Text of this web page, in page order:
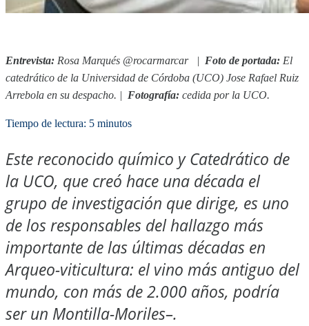
Entrevista: Rosa Marqués @rocarmarcar | Foto de portada: El
catedrático de la Universidad de Córdoba (UCO) Jose Rafael Ruiz
Arrebola en su despacho. | Fotografía: cedida por la UCO.
Tiempo de lectura: 5 minutos
Este reconocido químico y Catedrático de
la UCO, que creó hace una década el
grupo de investigación que dirige, es uno
de los responsables del hallazgo más
importante de las últimas décadas en
Arqueo-viticultura: el vino más antiguo del
mundo, con más de 2.000 años, podría
ser un Montilla-Moriles–.